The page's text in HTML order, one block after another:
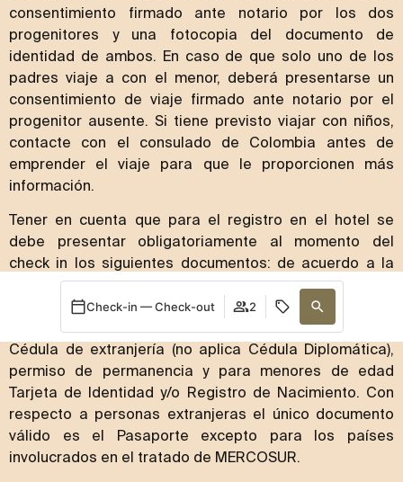
consentimiento firmado ante notario por los dos
progenitores y una fotocopia del documento de
identidad de ambos. En caso de que solo uno de los
padres viaje a con el menor, deberá presentarse un
consentimiento de viaje firmado ante notario por el
progenitor ausente. Si tiene previsto viajar con niños,
contacte con el consulado de Colombia antes de
emprender el viaje para que le proporcionen más
información.
Tener en cuenta que para el registro en el hotel se
debe presentar obligatoriamente al momento del
check in los siguientes documentos: de acuerdo a la
legislación colombiana los únicos documentos válidos y
obligatorios para realizar el registro de personas con
nacionalidad Colombiana son: Cédula de Ciudadanía,
Cédula de extranjería (no aplica Cédula Diplomática),
permiso de permanencia y para menores de edad
Tarjeta de Identidad y/o Registro de Nacimiento. Con
respecto a personas extranjeras el único documento
válido es el Pasaporte excepto para los países
involucrados en el tratado de MERCOSUR.
Check-in — Check-out 2